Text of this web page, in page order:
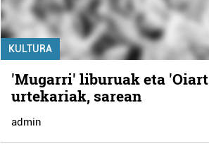
KULTURA
'Mugarri' liburuak eta
urtekariak, sarean
admin